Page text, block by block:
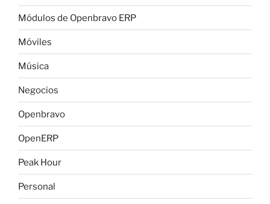
Módulos de Openbravo ERP
Móviles
Música
Negocios
Openbravo
OpenERP
Peak Hour
Personal